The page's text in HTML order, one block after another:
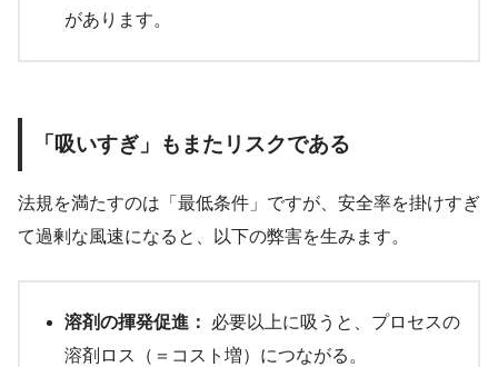
があります。
「吸いすぎ」もまたリスクである
法規を満たすのは「最低条件」ですが、安全率を掛けすぎ
て過剰な風速になると、以下の弊害を生みます。
溶剤の揮発促進：
必要以上に吸うと、プロセスの
溶剤ロス（＝コスト増）につながる。